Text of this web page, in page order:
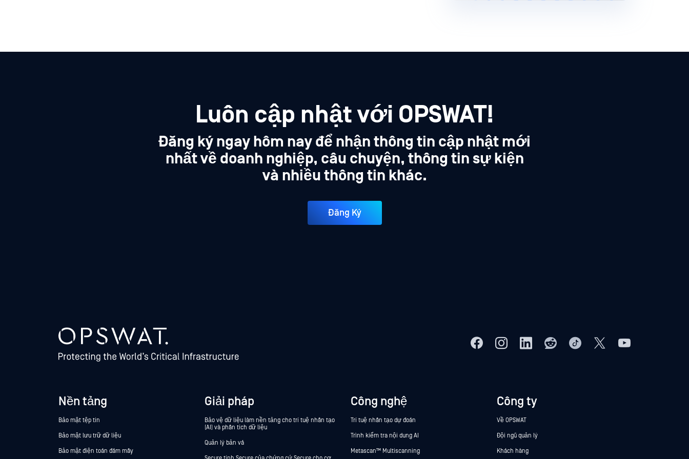
Luôn cập nhật với OPSWAT!
Đăng ký ngay hôm nay để nhận thông tin cập nhật mới
nhất về doanh nghiệp, câu chuyện, thông tin sự kiện
và nhiều thông tin khác.
Đăng Ký
Nền tảng
Bảo mật tệp tin
Bảo mật lưu trữ dữ liệu
Bảo mật điện toán đám mây
Giải pháp
Bảo vệ dữ liệu làm nền tảng cho trí tuệ nhân tạo
(AI) và phân tích dữ liệu
Quản lý bản vá
Công nghệ
Trí tuệ nhân tạo dự đoán
Trình kiểm tra nội dung AI
Metascan™ Multiscanning
Công ty
Về OPSWAT
Đội ngũ quản lý
Khách hàng